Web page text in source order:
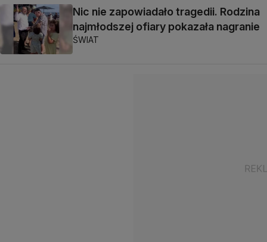
Nic nie zapowiadało tragedii. Rodzina
najmłodszej ofiary pokazała nagranie
ŚWIAT